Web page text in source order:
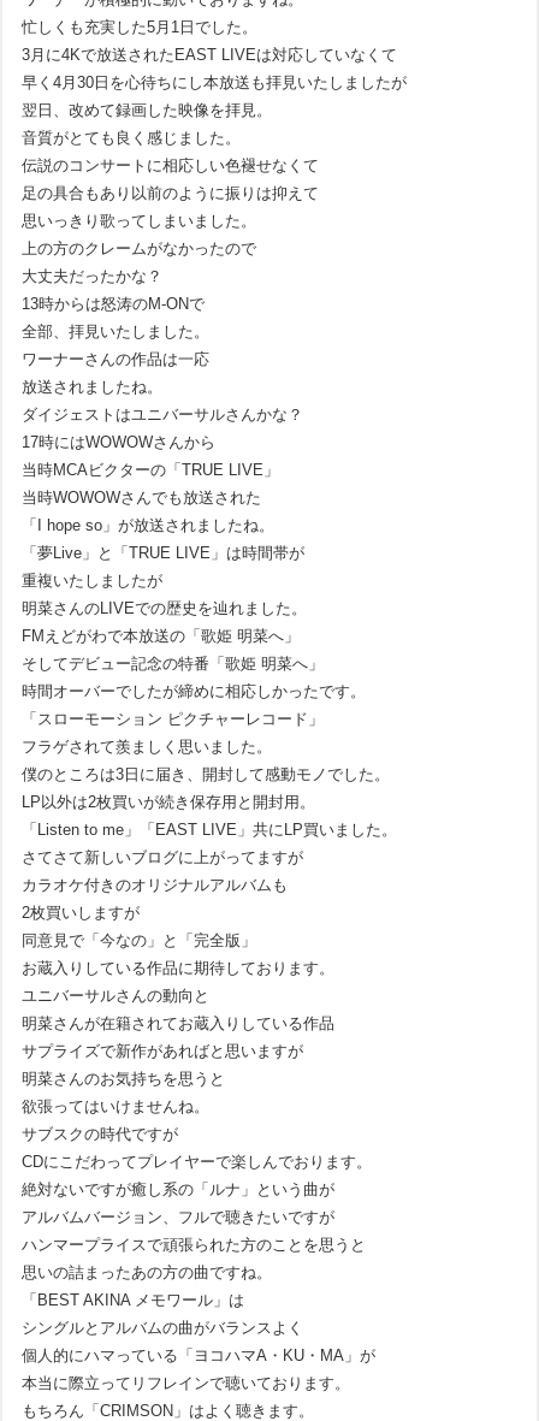
忙しくも充実した5月1日でした。
3月に4Kで放送されたEAST LIVEは対応していなくて
早く4月30日を心待ちにし本放送も拝見いたしましたが
翌日、改めて録画した映像を拝見。
音質がとても良く感じました。
伝説のコンサートに相応しい色褪せなくて
足の具合もあり以前のように振りは抑えて
思いっきり歌ってしまいました。
上の方のクレームがなかったので
大丈夫だったかな？
13時からは怒涛のM-ONで
全部、拝見いたしました。
ワーナーさんの作品は一応
放送されましたね。
ダイジェストはユニバーサルさんかな？
17時にはWOWOWさんから
当時MCAビクターの「TRUE LIVE」
当時WOWOWさんでも放送された
「I hope so」が放送されましたね。
「夢Live」と「TRUE LIVE」は時間帯が
重複いたしましたが
明菜さんのLIVEでの歴史を辿れました。
FMえどがわで本放送の「歌姫 明菜へ」
そしてデビュー記念の特番「歌姫 明菜へ」
時間オーバーでしたが締めに相応しかったです。
「スローモーション ピクチャーレコード」
フラゲされて羨ましく思いました。
僕のところは3日に届き、開封して感動モノでした。
LP以外は2枚買いが続き保存用と開封用。
「Listen to me」「EAST LIVE」共にLP買いました。
さてさて新しいブログに上がってますが
カラオケ付きのオリジナルアルバムも
2枚買いしますが
同意見で「今なの」と「完全版」
お蔵入りしている作品に期待しております。
ユニバーサルさんの動向と
明菜さんが在籍されてお蔵入りしている作品
サプライズで新作があればと思いますが
明菜さんのお気持ちを思うと
欲張ってはいけませんね。
サブスクの時代ですが
CDにこだわってプレイヤーで楽しんでおります。
絶対ないですが癒し系の「ルナ」という曲が
アルバムバージョン、フルで聴きたいですが
ハンマープライスで頑張られた方のことを思うと
思いの詰まったあの方の曲ですね。
「BEST AKINA メモワール」は
シングルとアルバムの曲がバランスよく
個人的にハマっている「ヨコハマA・KU・MA」が
本当に際立ってリフレインで聴いております。
もちろん「CRIMSON」はよく聴きます。